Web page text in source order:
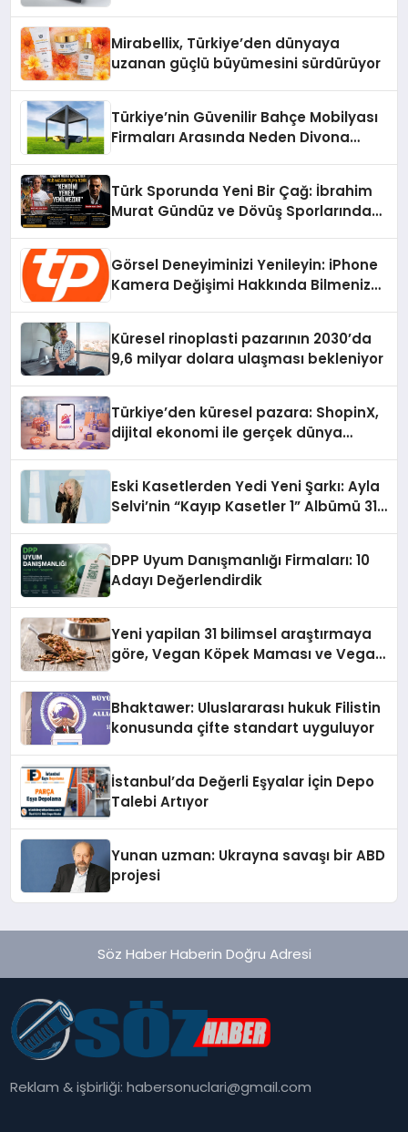
Mirabellix, Türkiye’den dünyaya
uzanan güçlü büyümesini sürdürüyor
Türkiye’nin Güvenilir Bahçe Mobilyası
Firmaları Arasında Neden Divona
Türk Sporunda Yeni Bir Çağ: İbrahim
Murat Gündüz ve Dövüş Sporlarında
Görsel Deneyiminizi Yenileyin: iPhone
Kamera Değişimi Hakkında Bilmeniz
Küresel rinoplasti pazarının 2030’da
9,6 milyar dolara ulaşması bekleniyor
Türkiye’den küresel pazara: ShopinX,
dijital ekonomi ile gerçek dünya
Eski Kasetlerden Yedi Yeni Şarkı: Ayla
Selvi’nin “Kayıp Kasetler 1” Albümü 31
DPP Uyum Danışmanlığı Firmaları: 10
Adayı Değerlendirdik
Yeni yapilan 31 bilimsel araştırmaya
göre, Vegan Köpek Maması ve Vegan
Bhaktawer: Uluslararası hukuk Filistin
konusunda çifte standart uyguluyor
İstanbul’da Değerli Eşyalar İçin Depo
Talebi Artıyor
Yunan uzman: Ukrayna savaşı bir ABD
projesi
Söz Haber Haberin Doğru Adresi
Reklam & işbirliği:habersonuclari@gmail.com